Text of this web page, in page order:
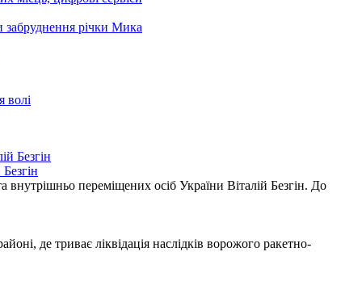
забруднення річки Мика
волі
переміщених осіб України Віталій Безгін. До
де триває ліквідація наслідків ворожого ракетно-